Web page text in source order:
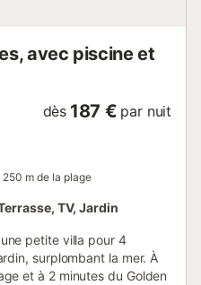
avec piscine et
dès 187 € par nuit
250 m de la plage
TV, Jardin
petite villa pour 4
surplombant la mer. À
et à 2 minutes du Golden